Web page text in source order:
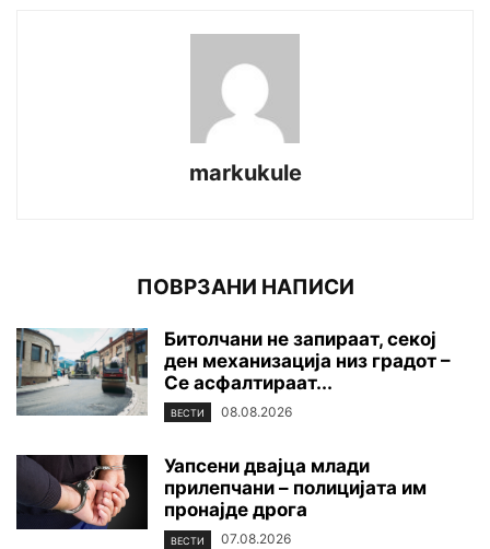
markukule
ПОВРЗАНИ НАПИСИ
Битолчани не запираат, секој
ден механизација низ градот –
Се асфалтираат...
ВЕСТИ 08.08.2026
Уапсени двајца млади
прилепчани – полицијата им
пронајде дpoга
ВЕСТИ 07.08.2026